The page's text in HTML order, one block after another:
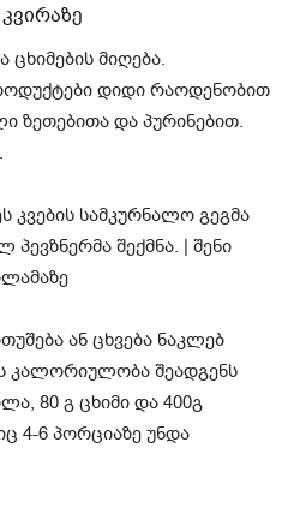
მიღება.
დიდი რაოდენობით
ზეთებითა და პურინებით.
ან ცხვება ნაკლებ
კალორიულობა შეადგენს
80 გ ცხიმი და 400გ
4-6 პორციაზე უნდა